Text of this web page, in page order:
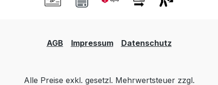
AGB Impressum Datenschutz
Alle Preise exkl. gesetzl. Mehrwertsteuer zzgl.